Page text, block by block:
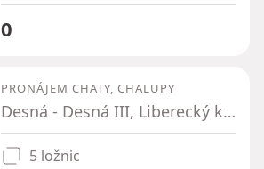
0
PRONÁJEM CHATY, CHALUPY
Desná - Desná III, Liberecký kraj
5 ložnic